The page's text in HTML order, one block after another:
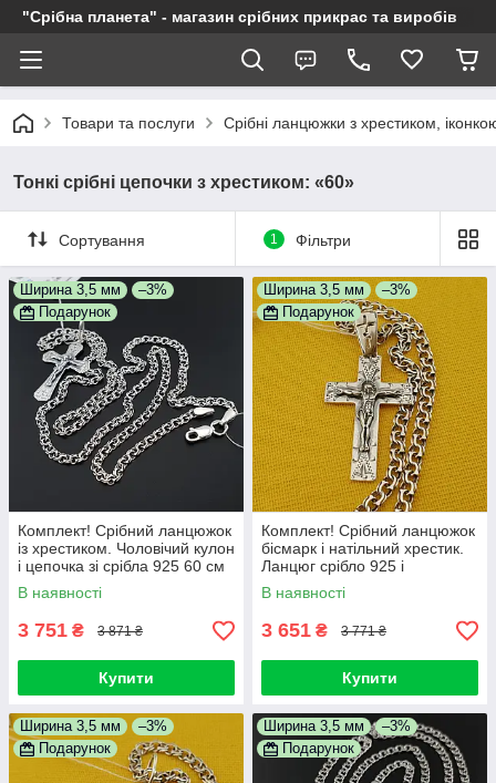
"Срібна планета" - магазин срібних прикрас та виробів
Товари та послуги Срібні ланцюжки з хрестиком,
Тонкі срібні цепочки з хрестиком: «60»
Сортування 1 Фільтри
Ширина 3,5 мм
–3%
Подарунок
Комплект! Срібний ланцюжок
із хрестиком. Чоловічий кулон
і цепочка зі срібла 925 60 см
В наявності
3 751 ₴ 3 871 ₴
Купити
Ширина 3,5 мм
–3%
Подарунок
Комплект! Срібний ланцюжок
бісмарк і натільний хрестик.
Ланцюг срібло 925 і
православний кулон 60 см
В наявності
3 651 ₴ 3 771 ₴
Купити
Ширина 3,5 мм
–3%
Подарунок
Ширина 3,5 мм
–3%
Подарунок